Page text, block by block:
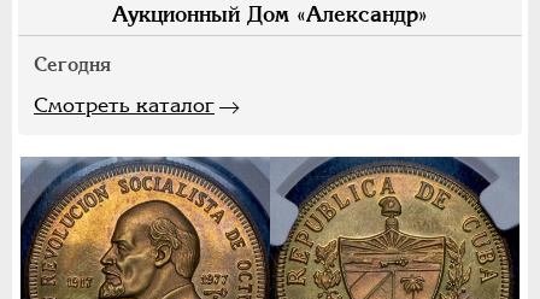
Аукционный Дом «Александр»
Сегодня
Смотреть каталог